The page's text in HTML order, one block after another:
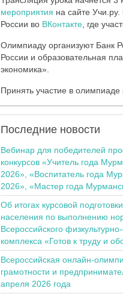
мероприятия на сайте
России во ВКонтакте, где
Олимпиаду организуют Банк
России и образовательная
экономика».
Принять участие в
Последниеновости
Вебинар для победителей
конкурсов «Учитель года
2026», «Воспитатель года
2026», «Мастер года
Об итогах курсовой
населения по выполнению
Всероссийского
комплекса «Готов к труду и
Всероссийская онлайн-
грамотности и
апреля 2026 года